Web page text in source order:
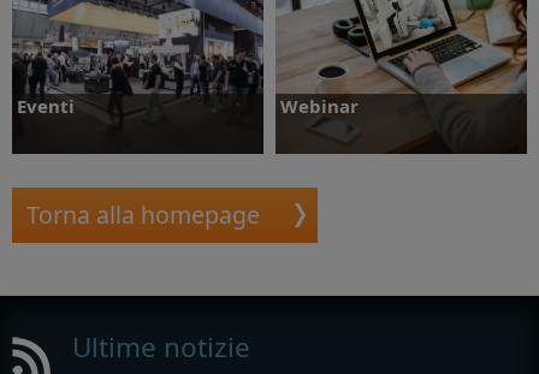
Eventi Webinar
Torna alla homepage
Ultime notizie